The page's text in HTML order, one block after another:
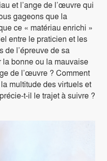
et l’ange de l’œuvre qui
gageons que la
ce « matériau enrichi »
entre le praticien et les
de l’épreuve de sa
bonne ou la mauvaise
de l’œuvre ? Comment
multitude des virtuels et
t-il le trajet à suivre ?